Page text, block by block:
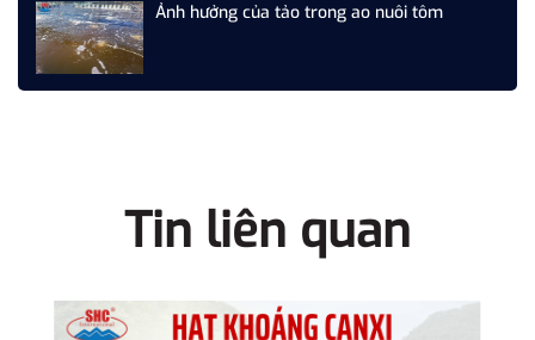
Ảnh hưởng của tảo trong ao nuôi tôm
Tin liên quan